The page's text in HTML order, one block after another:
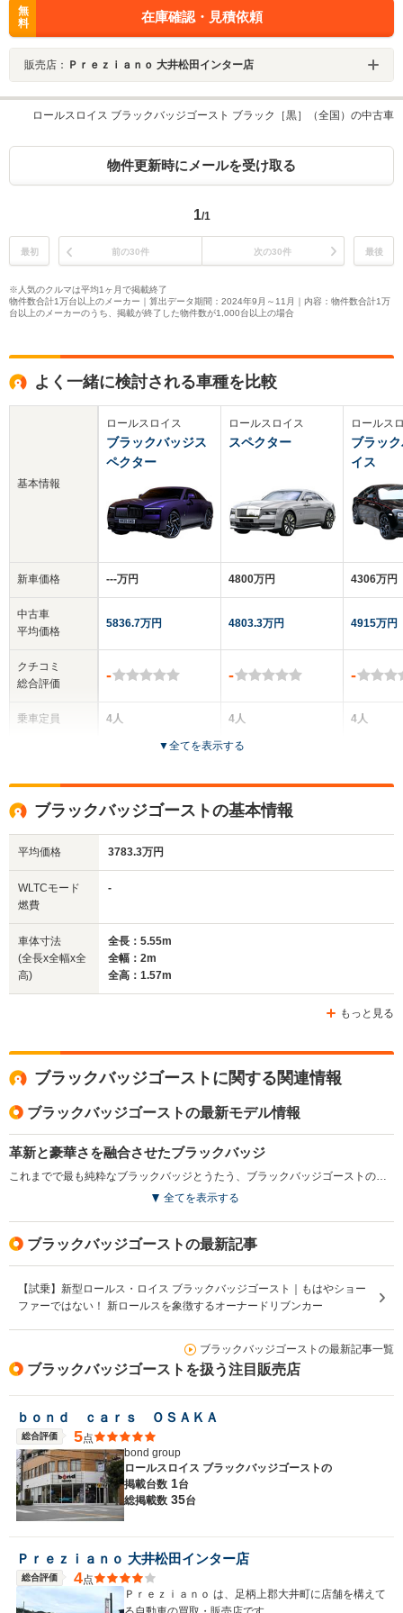
無
料
在庫確認・見積依頼
販売店： Ｐｒｅｚｉａｎｏ 大井松田インター店
ロールスロイス ブラックバッジゴースト ブラック［黒］（全国）の中古車
物件更新時にメールを受け取る
1/1
最初 前の30件 次の30件 最後
※人気のクルマは平均1ヶ月で掲載終了
物件数合計1万台以上のメーカー｜算出データ期間：2024年9月～11月｜内容：物件数合計1万
台以上のメーカーのうち、掲載が終了した物件数が1,000台以上の場合
よく一緒に検討される車種を比較
基本情報
新車価格
中古車
平均価格
クチコミ
総合評価
乗車定員
サイズ
(全長x全幅x全高)
WLTCモード
燃費
排気量
駆動方式
ロールスロイス
ブラックバッジス
ペクター
‐‐‐万円
5836.7万円
-
4人
全高
1.58m
-
4WD
ロールスロイス
スペクター
4800万円
4803.3万円
-
4人
2ドア
全高
1.57m
-
4WD
ロールス
ブラッ
イス
4306万円
4915万円
-
4人
6592cc
FR
▼全てを表示する
ブラックバッジゴーストの基本情報
平均価格 3783.3万円
WLTCモード
燃費
-
車体寸法
(全長x全幅x全
高)
全長：5.55m
全幅：2m
全高：1.57m
もっと見る
ブラックバッジゴーストに関する関連情報
ブラックバッジゴーストの最新モデル情報
革新と豪華さを融合させたブラックバッジ
これまでで最も純粋なブラックバッジとうたう、ブラックバッジゴーストのフルモデルチェンジモデルを発売した。新型は排気量を拡大した6.75リッターV型12気筒エンジンを搭載し、出力は600ps、トルクは900N・mに向上している。伝統的なラジエターグリルとボンネットマスコットのクローム仕上げに特別な作業を加え、ダーククローム仕上げとしている。鍛造のアルミニウムをカーボンファイバーで補強した21インチのアルミホイールを採用。トランスミッションのローモードを選択するとギアシフト速度の高速化が図られ、増大した出力に見合うよう再調整が行われたブレーキにより、ドラマチックな走りを可能としている。（2021.10）
全てを表示する
ブラックバッジゴーストの最新記事
【試乗】新型ロールス・ロイス ブラックバッジゴースト｜もはやショー
ファーではない！ 新ロールスを象徴するオーナードリブンカー
ブラックバッジゴーストの最新記事一覧
ブラックバッジゴーストを扱う注目販売店
ｂｏｎｄ ｃａｒｓ ＯＳＡＫＡ
総合評価 5点
bond group
ロールスロイス ブラックバッジゴーストの
掲載台数 1台
総掲載数 35台
Ｐｒｅｚｉａｎｏ 大井松田インター店
総合評価 4点
Ｐｒｅｚｉａｎｏ は、足柄上郡大井町に店舗を構えて